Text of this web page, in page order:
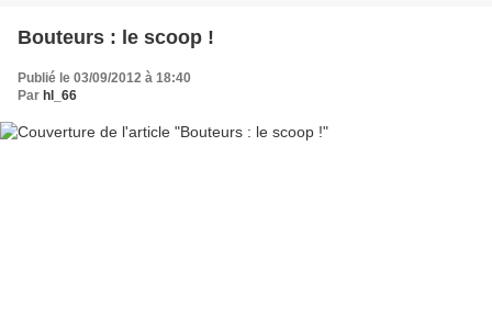
Bouteurs : le scoop !
Publié le 03/09/2012 à 18:40
Par hl_66